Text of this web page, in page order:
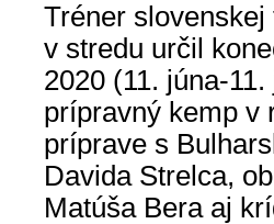
Tréner
v stredu určil
2020 (11. júna-
prípravný kemp v
príprave s
Davida Strelca,
Matúša Bera aj